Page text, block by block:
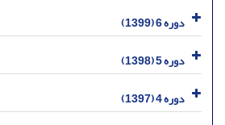
دوره 6 (1399)
دوره 5 (1398)
دوره 4 (1397)